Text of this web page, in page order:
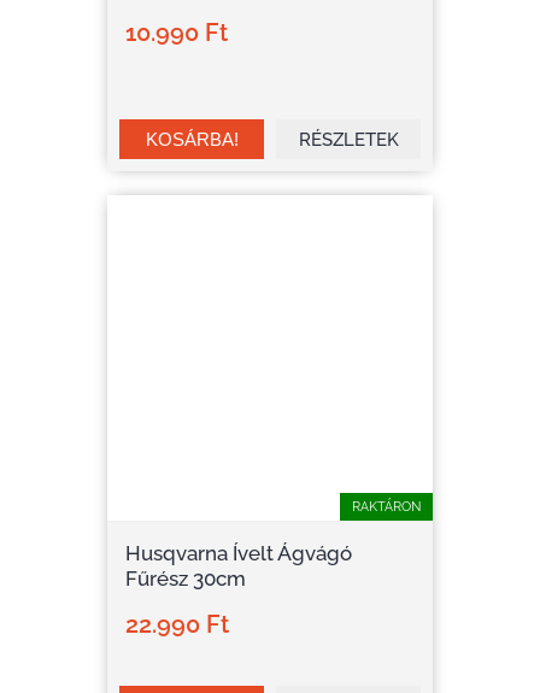
10.990 Ft
RÉSZLETEK
RAKTÁRON
Husqvarna Ívelt Ágvágó
Fűrész 30cm
22.990 Ft